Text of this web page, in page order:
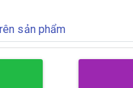
sản phẩm